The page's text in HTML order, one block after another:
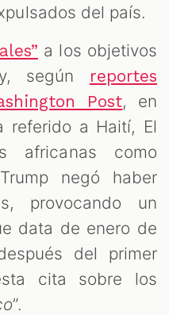
del país.
a los objetivos
según
reportes
Post, en
referido a Haití, El
africanas como
negó haber
provocando un
data de enero de
del primer
cita sobre los
”.